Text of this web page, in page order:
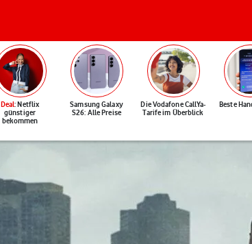
Deal: Netflix
günstiger
bekommen
Samsung Galaxy
S26: Alle Preise
Die Vodafone CallYa-
Tarife im Überblick
Beste